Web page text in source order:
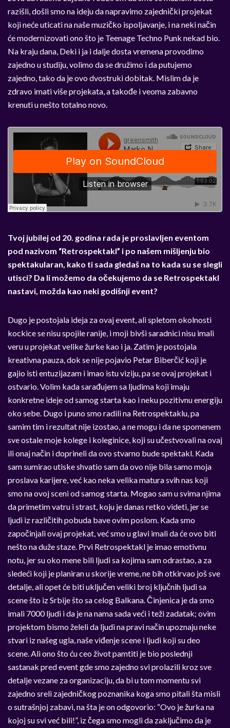
razišli, došli smo na ideju da napravimo zajednički projekat
koji neće uticati na naše muzičko ispoljavanje, i na neki način
će modernizovati ono što je Teenage Techno Punk nekad bio.
Na kraju dana, Deki i ja i dalje dosta vremena provodimo
zajedno u studiju, volimo da se družimo i da putujemo
zajedno, tako da je ovo dvostruki dobitak. Mislim da je
zdravo imati više projekata, a takođe i veoma zabavno
krenuti u nešto totalno novo.
Tvoj jubilej od 20. godina rada je proslavljen eventom
pod nazivom “Retrospektakl” i po našem mišljenju bio
spektakularan, kako ti sada gledaš na to kada su se slegli
utisci? Da li možemo da očekujemo da se Retrospektakl
nastavi, možda kao neki godišnji event?
Dugo je postojala ideja za ovaj event, ali spletom okolnosti
kockice se nisu spojile ranije, i moji bivši saradnici nisu imali
veru u projekat velike žurke kao i ja. Zatim je postojala
kreativna pauza, dok se nije pojavio Petar Biberčić koji je
gajio isti entuzijazam i imao istu viziju, pa se ovaj projekat i
ostvario. Volim kada sarađujem sa ljudima koji imaju
konkretne ideje od samog starta kao i neku pozitivnu energiju
oko sebe. Dugo i puno smo radili na Retrospektaklu, pa
samim tim i rezultat nije izostao, a ne mogu i da ne spomenem
sve ostale moje kolege i koleginice, koji su učestvovali na ovaj
ili onaj način i doprineli da ovo stvarno bude spektakl. Kada
sam sumirao utiske shvatio sam da ovo nije bila samo moja
proslava karijere, već kao neka velika matura svih nas koji
smo na ovoj sceni od samog starta. Mogao sam u svima njima
da primetim vatru i strast, koju je danas retko videti, jer se
ljudi iz različitih pobuda bave ovim poslom. Kada smo
započinjali ovaj projekat, već smo u glavi imali da će ovo biti
nešto na duže staze. Prvi Retrospektakl je imao emotivnu
notu, jer su oko mene bili ljudi sa kojima sam odrastao, a za
sledeći koji je planiran u skorije vreme, ne bih otkirvao još sve
detalje, ali opet će biti uključen veliki broj ključnih ljudi sa
scene što iz Srbije što sa celog Balkana. Činjenica je da smo
imali 7000 ljudi i da je na nama sada veći i teži zadatak; ovim
projektom bismo želeli da ljudi na pravi način upoznaju neke
stvari iz našeg ugla, naše viđenje scene i ljudi koji su deo
scene. Ali ono što ću ceo život pamtiti je bio poslednji
sastanak pred event gde smo zajedno svi prolazili kroz sve
detalje vezane za organizaciju, da bi u tom momentu svi
zajedno sreli zajedničkog poznanika koga smo pitali šta misli
o sutrašnjoj zabavi, na šta je on odgovorio: “Ovo je žurka na
kojoj su svi već bili!”, iz čega smo mogli da zaključimo da je